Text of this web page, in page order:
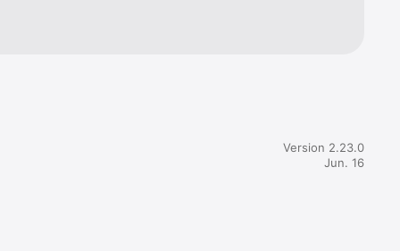
la
Version 2.23.0
Jun. 16